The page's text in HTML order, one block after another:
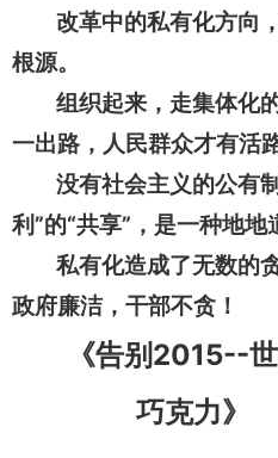
改革中的私有化方向
根源。
组织起来，走集体化
一出路，人民群众才有活
没有社会主义的公有
利”的“共享”，是一种地地
私有化造成了无数的
政府廉洁，干部不贪！
《告别 2015--
巧克力》